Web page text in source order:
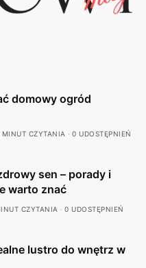
domowy ogród
MINUT CZYTANIA 0 UDOSTĘPNIEŃ
sen – porady i
warto znać
CZYTANIA 0 UDOSTĘPNIEŃ
lustro do wnętrz w